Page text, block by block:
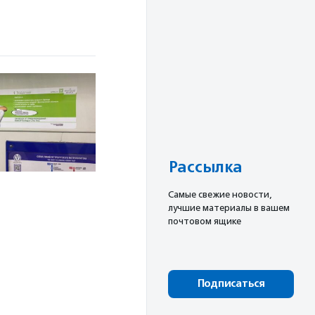
Рассылка
Cамые свежие новости,
лучшие материалы в вашем
почтовом ящике
Подписаться